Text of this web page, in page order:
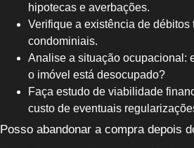
hipotecas e averbações.
Verifique a existência de débitos
condominiais.
Analise a situação ocupacional:
o imóvel está desocupado?
Faça estudo de viabilidade
custo de eventuais
Posso abandonar a compra depois